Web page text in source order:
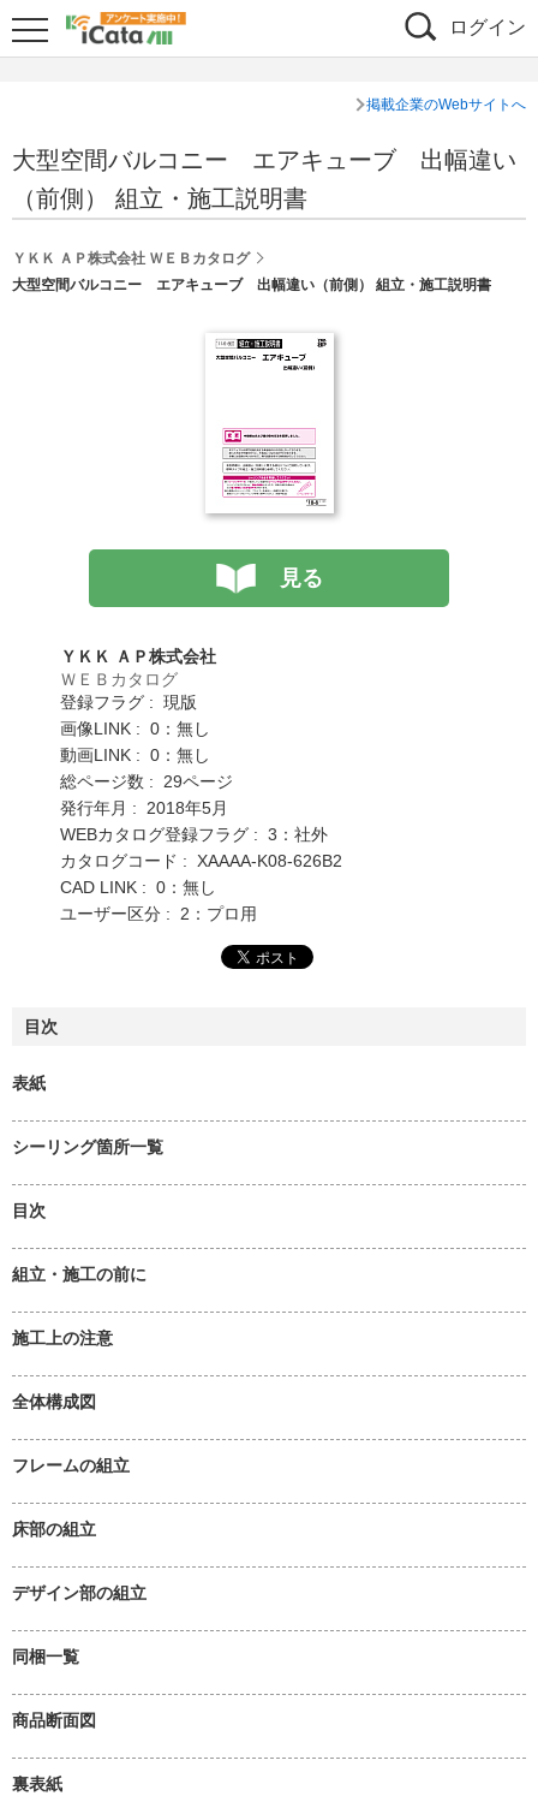
ログイン
掲載企業のWebサイトへ
大型空間バルコニー エアキューブ 出幅違い
（前側） 組立・施工説明書
ＹＫＫ ＡＰ株式会社 ＷＥＢカタログ
大型空間バルコニー エアキューブ 出幅違い（前側） 組立・施工説明書
見る
ＹＫＫ ＡＰ株式会社
ＷＥＢカタログ
登録フラグ : 現版
画像LINK : 0：無し
動画LINK : 0：無し
総ページ数 : 29ページ
発行年月 : 2018年5月
WEBカタログ登録フラグ : 3：社外
カタログコード : XAAAA-K08-626B2
CAD LINK : 0：無し
ユーザー区分 : 2：プロ用
目次
表紙
シーリング箇所一覧
目次
組立・施工の前に
施工上の注意
全体構成図
フレームの組立
床部の組立
デザイン部の組立
同梱一覧
商品断面図
裏表紙